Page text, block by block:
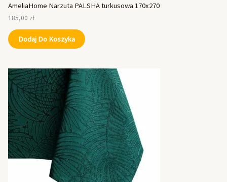
AmeliaHome Narzuta PALSHA turkusowa 170x270
185,00 zł
Dodaj Do Koszyka